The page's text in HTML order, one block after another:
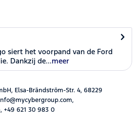
siert het voorpand van de Ford
Dankzij de...meer
Elsa-Brändström-Str. 4, 68229
+49 621 30 983 0